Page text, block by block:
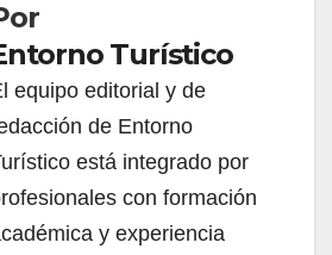
Turístico
equipo editorial y de
de Entorno
está integrado por
con formación
y experiencia